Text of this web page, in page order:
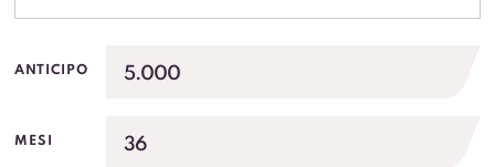
ANTICIPO 5.000
MESI 36